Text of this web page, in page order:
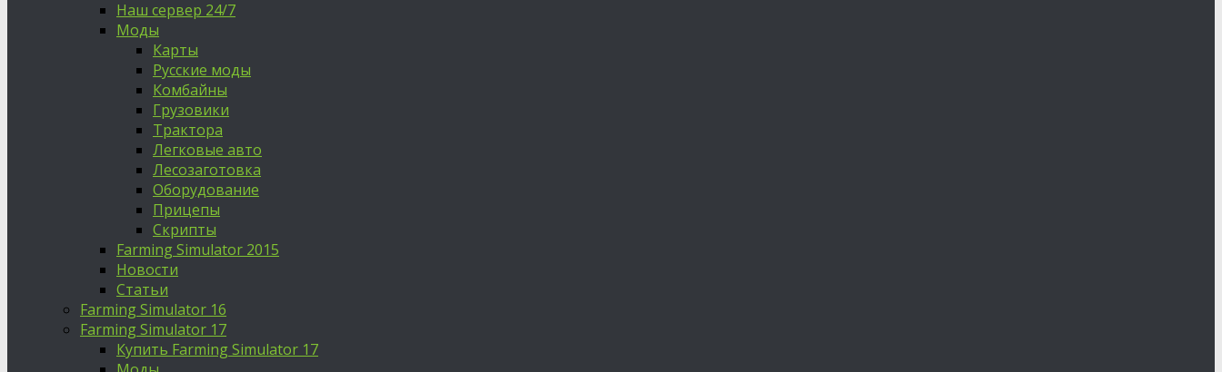
Наш сервер 24/7
Моды
Карты
Русские моды
Комбайны
Грузовики
Трактора
Легковые авто
Лесозаготовка
Оборудование
Прицепы
Скрипты
Farming Simulator 2015
Новости
Статьи
Farming Simulator 16
Farming Simulator 17
Купить Farming Simulator 17